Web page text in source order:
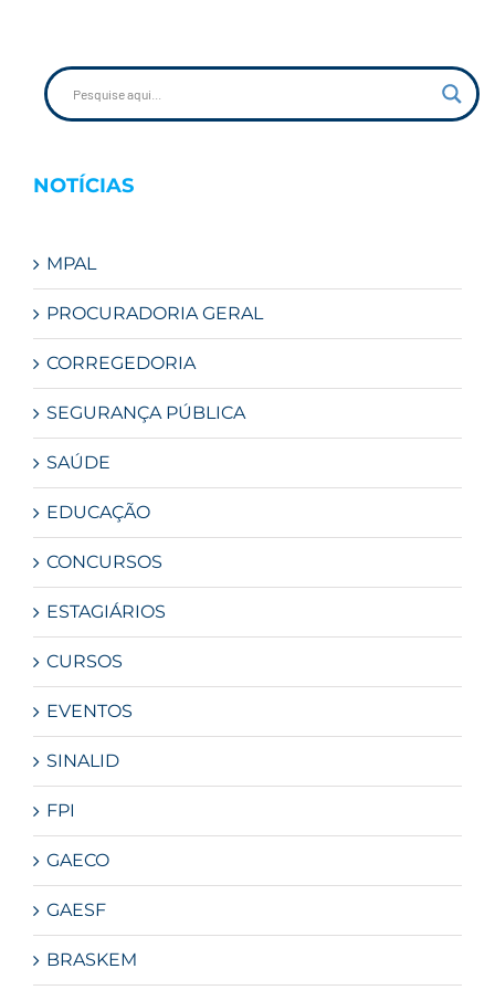
NOTÍCIAS
MPAL
PROCURADORIA GERAL
CORREGEDORIA
SEGURANÇA PÚBLICA
SAÚDE
EDUCAÇÃO
CONCURSOS
ESTAGIÁRIOS
CURSOS
EVENTOS
SINALID
FPI
GAECO
GAESF
BRASKEM